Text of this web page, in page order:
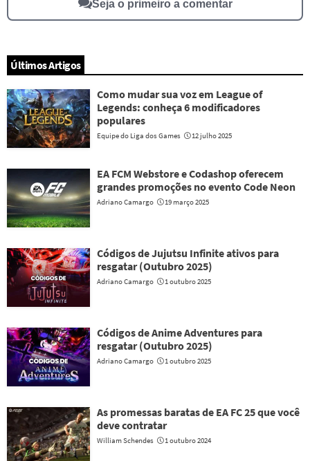
Seja o primeiro a comentar
Últimos Artigos
Como mudar sua voz em League of
Legends: conheça 6 modificadores
populares
Equipe do Liga dos Games 12 julho 2025
EA FCM Webstore e Codashop oferecem
grandes promoções no evento Code Neon
Adriano Camargo 19 março 2025
Códigos de Jujutsu Infinite ativos para
resgatar (Outubro 2025)
Adriano Camargo 1 outubro 2025
Códigos de Anime Adventures para
resgatar (Outubro 2025)
Adriano Camargo 1 outubro 2025
As promessas baratas de EA FC 25 que você
deve contratar
William Schendes 1 outubro 2024